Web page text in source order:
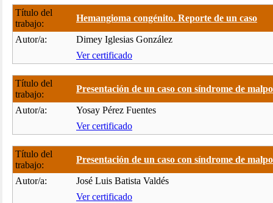
Título del
trabajo:
Hemangioma congénito. Reporte de un caso
Autor/a:
Dimey Iglesias González
Ver certificado
Título del
trabajo:
Presentación de un caso con síndrome de
Autor/a:
Yosay Pérez Fuentes
Ver certificado
Título del
trabajo:
Presentación de un caso con síndrome de
Autor/a:
José Luis Batista Valdés
Ver certificado